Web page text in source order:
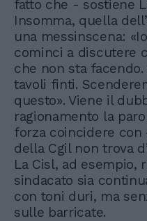
fatto che - sostiene
Insomma, quella
una messinscena:
cominci a discutere
che non sta
tavoli finti.
questo». Viene il
ragionamento la
forza coincidere con
della Cgil non trova
La Cisl, ad
sindacato sia
con toni duri, ma
sulle barricate.